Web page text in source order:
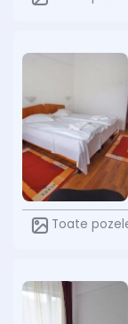
Toate